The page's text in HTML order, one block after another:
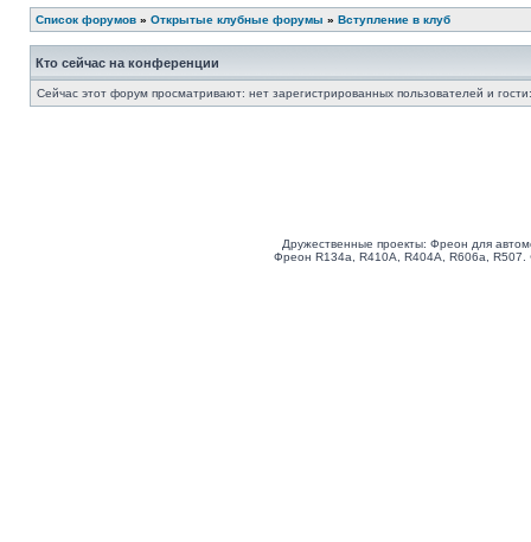
Список форумов » Открытые клубные форумы » Вступление в клуб
Кто сейчас на конференции
Сейчас этот форум просматривают: нет зарегистрированных пользователей и
Дружественные проекты: Фреон для
Фреон R134a, R410A, R404A, R606a,